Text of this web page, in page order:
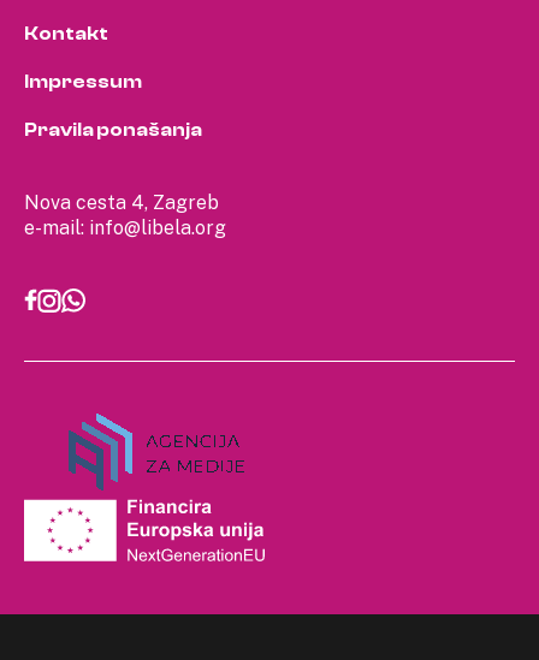
Nova cesta 4, Zagreb
e-mail: info@libela.org
Kontakt
Impressum
Pravila ponašanja